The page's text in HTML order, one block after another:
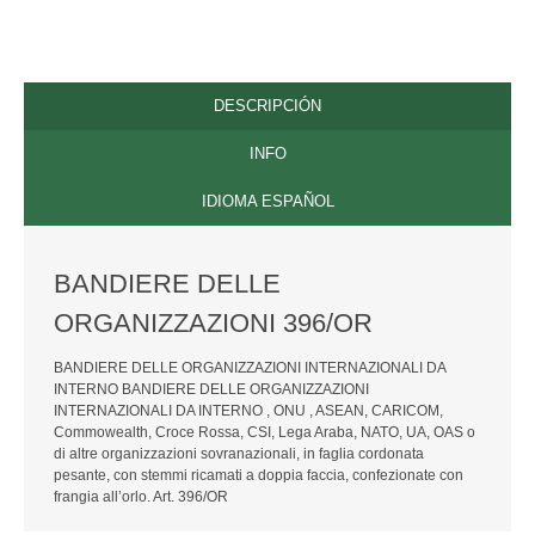
DESCRIPCIÓN
INFO
IDIOMA ESPAÑOL
BANDIERE DELLE
ORGANIZZAZIONI 396/OR
BANDIERE DELLE ORGANIZZAZIONI INTERNAZIONALI DA
INTERNO BANDIERE DELLE ORGANIZZAZIONI
INTERNAZIONALI DA INTERNO , ONU , ASEAN, CARICOM,
Commowealth, Croce Rossa, CSI, Lega Araba, NATO, UA, OAS o
di altre organizzazioni sovranazionali, in faglia cordonata
pesante, con stemmi ricamati a doppia faccia, confezionate con
frangia all’orlo. Art. 396/OR